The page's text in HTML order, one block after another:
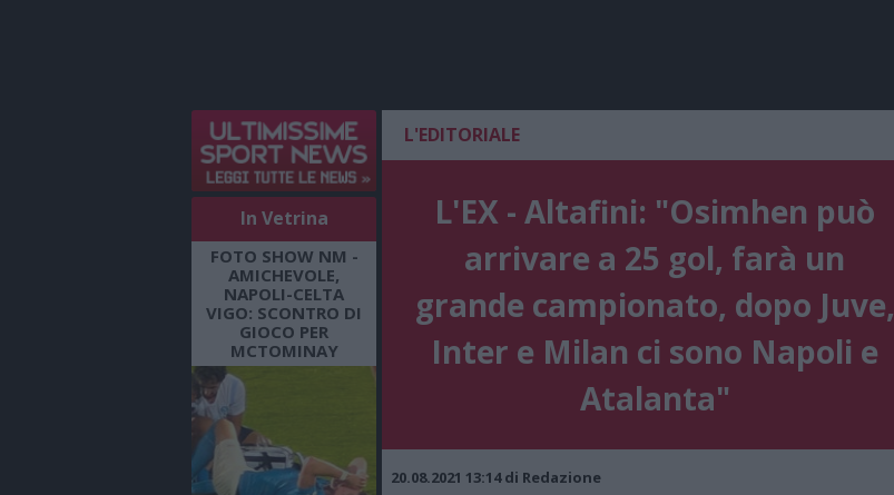
In Vetrina
FOTO SHOW NM -
AMICHEVOLE,
NAPOLI-CELTA
VIGO: SCONTRO DI
GIOCO PER
MCTOMINAY
L'EDITORIALE
L'EX - Altafini: "Osimhen può
arrivare a 25 gol, farà un
grande campionato, dopo Juve,
Inter e Milan ci sono Napoli e
Atalanta"
20.08.2021 13:14 di Redazione